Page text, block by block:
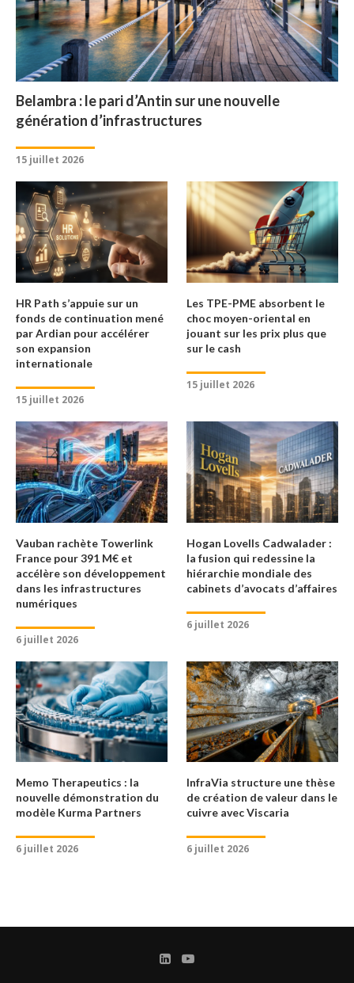
Belambra : le pari d’Antin sur une nouvelle
génération d’infrastructures
15 juillet 2026
HR Path s’appuie sur un
fonds de continuation mené
par Ardian pour accélérer
son expansion
internationale
15 juillet 2026
Les TPE-PME absorbent le
choc moyen-oriental en
jouant sur les prix plus que
sur le cash
15 juillet 2026
Vauban rachète Towerlink
France pour 391 M€ et
accélère son développement
dans les infrastructures
numériques
6 juillet 2026
Hogan Lovells Cadwalader :
la fusion qui redessine la
hiérarchie mondiale des
cabinets d’avocats d’affaires
6 juillet 2026
Memo Therapeutics : la
nouvelle démonstration du
modèle Kurma Partners
6 juillet 2026
InfraVia structure une thèse
de création de valeur dans le
cuivre avec Viscaria
6 juillet 2026